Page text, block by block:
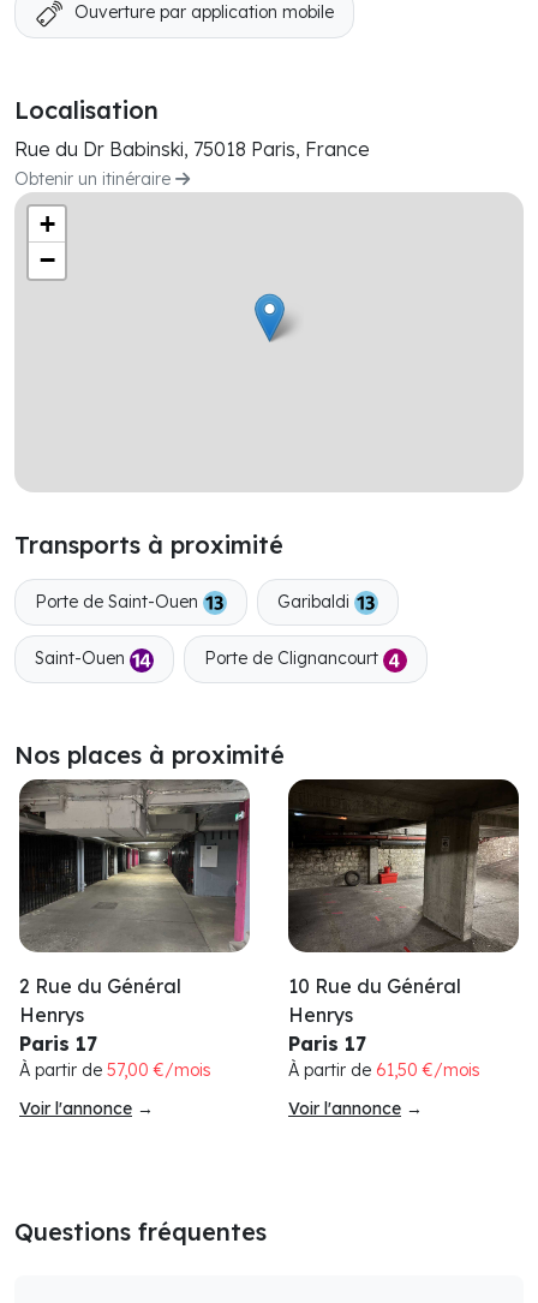
Ouverture par application mobile
Localisation
Rue du Dr Babinski, 75018 Paris, France
Obtenir un itinéraire
+
−
Transports à proximité
Porte de Saint-Ouen Garibaldi
Saint-Ouen Porte de Clignancourt
Nos places à proximité
2 Rue du Général
Henrys
Paris 17
À partir de 57,00 €/mois
Voir l'annonce →
10 Rue du Général
Henrys
Paris 17
À partir de 61,50 €/mois
Voir l'annonce →
Questions fréquentes